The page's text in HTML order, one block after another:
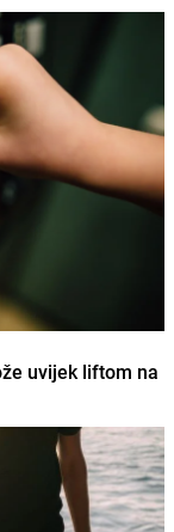
uvijek liftom na